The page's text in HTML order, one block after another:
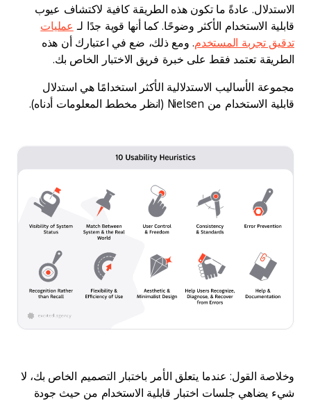
الاستدلال. عادةً ما تكون هذه الطريقة كافية لاكتشاف عيوب
قابلية الاستخدام الأكثر وضوحًا. كما أنها قوية جدًا لـ عمليات
تدقيق تجربة المستخدم. ومع ذلك، ضع في اعتبارك أن هذه
الطريقة تعتمد فقط على خبرة فريق الاختبار الخاص بك.
مجموعة الأساليب الاستدلالية الأكثر استخدامًا هي استدلال
قابلية الاستخدام من Nielsen (انظر مخطط المعلومات أدناه).
وخلاصة القول: عندما يتعلق الأمر باختبار التصميم الخاص بك، لا
شيء يضاهي جلسات اختبار قابلية الاستخدام من حيث جودة